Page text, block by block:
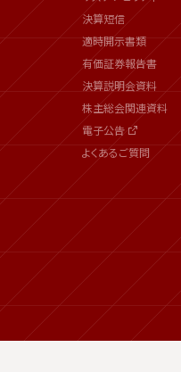
決算短信
適時開示書類
有価証券報告書
決算説明会資料
株主総会関連資料
電子公告
よくあるご質問